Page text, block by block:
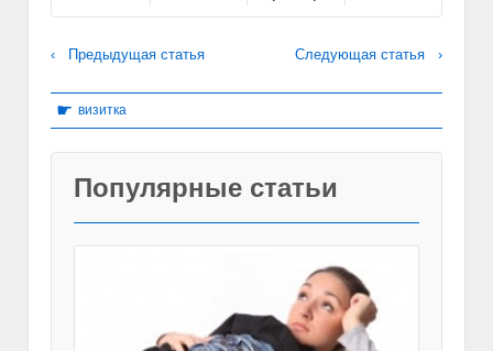
‹ Предыдущая статья Следующая статья ›
☛ визитка
Популярные статьи